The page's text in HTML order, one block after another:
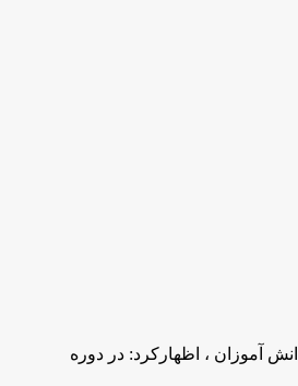
آموزان ، اظهارکرد: در دوره